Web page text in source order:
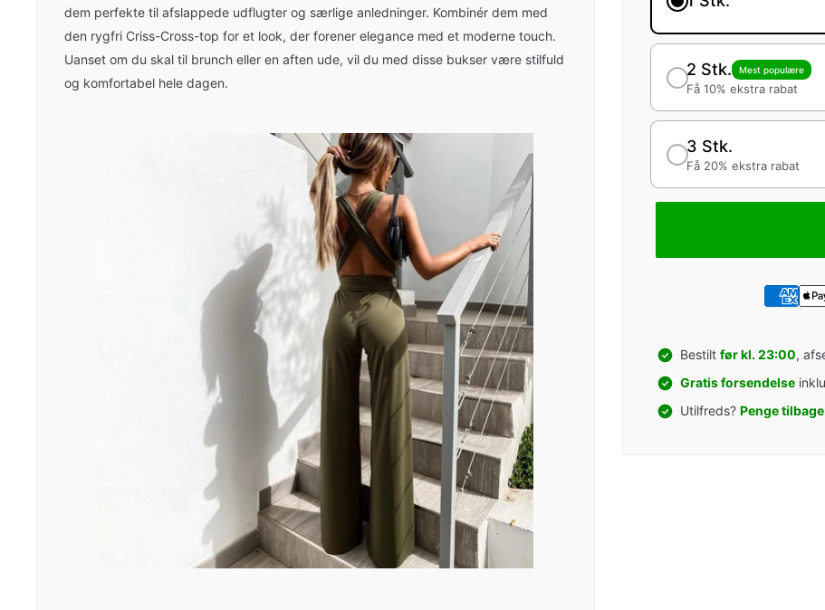
2 Stk. Mest populære
Få 10% ekstra rabat
3 Stk.
Få 20% ekstra rabat
Bestilt før kl. 23:00,
Gratis forsendelse
Utilfreds? Penge tilbage
dem perfekte til afslappede udflugter og særlige anledninger. Kombinér dem med
den rygfri Criss-Cross-top for et look, der forener elegance med et moderne touch.
Uanset om du skal til brunch eller en aften ude, vil du med disse bukser være stilfuld
og komfortabel hele dagen.